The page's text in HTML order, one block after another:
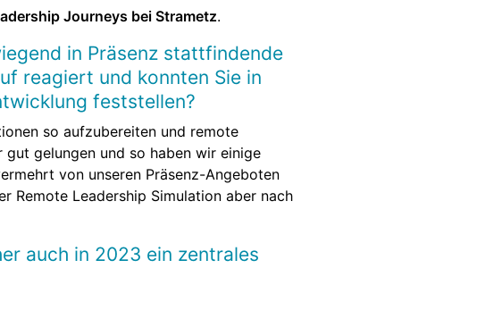
Journeys bei Strametz.
in Präsenz stattfindende
reagiert und konnten Sie in
feststellen?
so aufzubereiten und remote
gelungen und so haben wir einige
von unseren Präsenz-Angeboten
Remote Leadership Simulation aber nach
auch in 2023 ein zentrales